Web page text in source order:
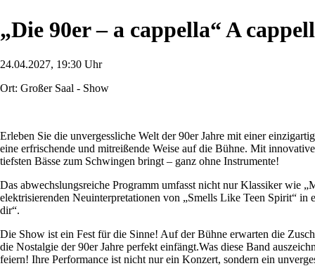
„Die 90er – a cappella“ A
24.04.2027, 19:30 Uhr
Ort: Großer Saal - Show
Erleben Sie die unvergessliche Welt der 90er Jahre mit einer
eine erfrischende und mitreißende Weise auf die Bühne. Mit
tiefsten Bässe zum Schwingen bringt – ganz ohne Instrumente!
Das abwechslungsreiche Programm umfasst nicht nur Klassiker wie
elektrisierenden Neuinterpretationen von „Smells Like Teen Spirit“
dir“.
Die Show ist ein Fest für die Sinne! Auf der Bühne erwarten die
die Nostalgie der 90er Jahre perfekt einfängt.Was diese Band
feiern! Ihre Performance ist nicht nur ein Konzert, sondern ein